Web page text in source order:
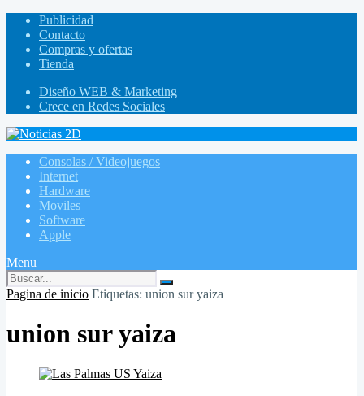
Publicidad
Contacto
Compras y ofertas
Tienda
Diseño WEB & Marketing
Crece en Redes Sociales
Consolas / Videojuegos
Internet
Hardware
Moviles
Software
Apple
Menu
Pagina de inicio Etiquetas: union sur yaiza
union sur yaiza